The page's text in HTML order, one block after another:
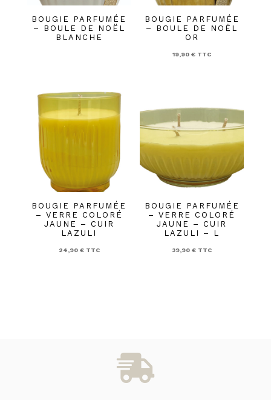
BOUGIE PARFUMÉE
– BOULE DE NOËL
BLANCHE
BOUGIE PARFUMÉE
– BOULE DE NOËL
OR
19,90€ TTC
BOUGIE PARFUMÉE
– VERRE COLORÉ
JAUNE – CUIR
LAZULI
24,90 € TTC
BOUGIE PARFUMÉE
– VERRE COLORÉ
JAUNE – CUIR
LAZULI – L
39,90 € TTC
